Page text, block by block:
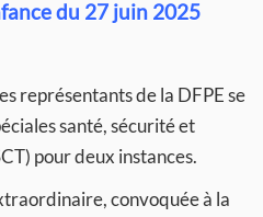
du 27 juin 2025
représentants de la DFPE se
santé, sécurité et
pour deux instances.
convoquée à la